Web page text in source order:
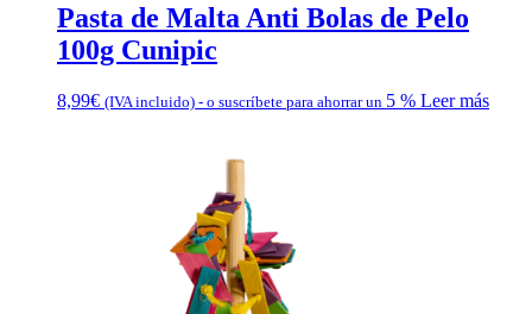
Pasta de Malta Anti Bolas de Pelo
100g Cunipic
8,99€ (IVA incluido) - o suscríbete para ahorrar un 5 % Leer más